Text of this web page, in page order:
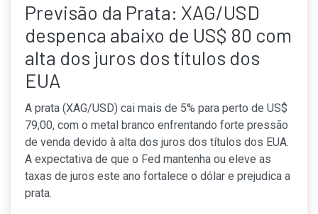
Previsão da Prata: XAG/USD
despenca abaixo de US$ 80 com
alta dos juros dos títulos dos
EUA
A prata (XAG/USD) cai mais de 5% para perto de US$
79,00, com o metal branco enfrentando forte pressão
de venda devido à alta dos juros dos títulos dos EUA.
A expectativa de que o Fed mantenha ou eleve as
taxas de juros este ano fortalece o dólar e prejudica a
prata.